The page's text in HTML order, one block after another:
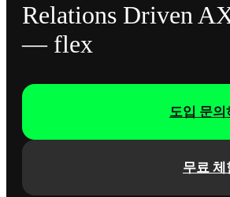
Relations Driven
— flex
무료 체
도입 문의